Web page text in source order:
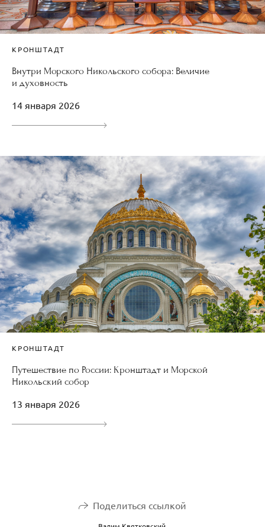
КРОНШТАДТ
Внутри Морского Никольского собора: Величие
и духовность
14 января 2026
КРОНШТАДТ
Путешествие по России: Кронштадт и Морской
Никольский собор
13 января 2026
Поделиться ссылкой